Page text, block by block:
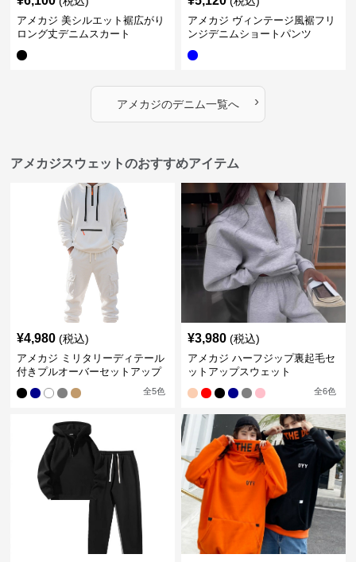
アメカジ 美シルエット裾広がり
ロング丈デニムスカート
アメカジ ヴィンテージ風裾フリ
ンジデニムショートパンツ
アメカジのデニム一覧へ ›
アメカジスウェットのおすすめアイテム
¥4,980 (税込)
アメカジ ミリタリーディテール
付きプルオーバーセットアップ
全5色
¥3,980 (税込)
アメカジ ハーフジップ裏起毛セ
ットアップスウェット
全6色